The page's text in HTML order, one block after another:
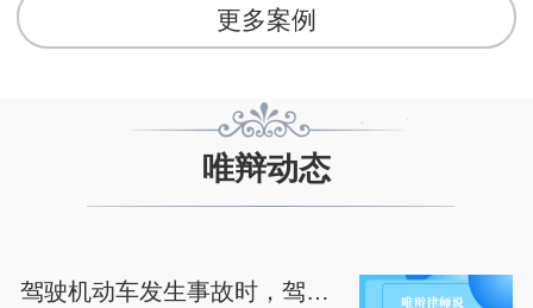
更多案例
唯辩动态
驾驶机动车发生事故时，驾驶证逾期未换证，保险公司是否赔偿？